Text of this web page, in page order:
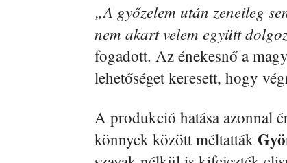
„A győzelem után zeneileg
nem akart velem együtt
fogadott. Az énekesnő a
lehetőséget keresett, hogy
A produkció hatása azonnal
könnyek között méltatták